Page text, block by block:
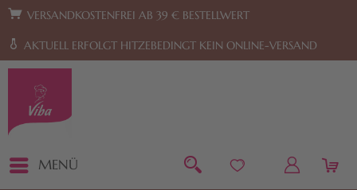
Zur Hauptnavigation springen Zum Footer springen
VERSANDKOSTENFREI AB 39 € BESTELLWERT
AKTUELL ERFOLGT HITZEBEDINGT KEIN ONLINE-VERSAND
MENÜ